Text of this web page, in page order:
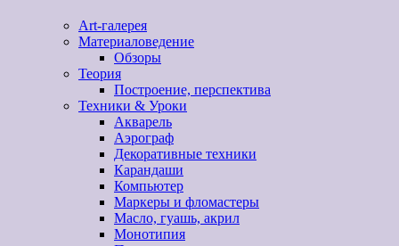
Art-галерея
Материаловедение
Обзоры
Теория
Построение, перспектива
Техники & Уроки
Акварель
Аэрограф
Декоративные техники
Карандаши
Компьютер
Маркеры и фломастеры
Масло, гуашь, акрил
Монотипия